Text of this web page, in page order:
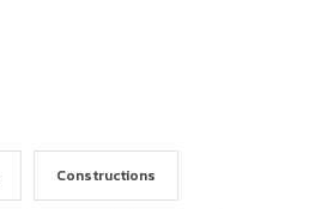
Constructions